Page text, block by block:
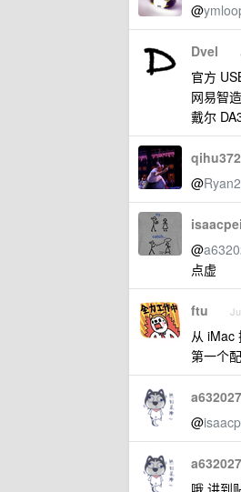
@
Dvel
官方
网易智
戴尔
@
isaacpei
@
点虚
ftu
从 iMac
第一个
@
哦 讲到